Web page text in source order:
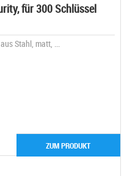
für 300 Schlüssel
Stahl, matt, ...
ZUM PRODUKT